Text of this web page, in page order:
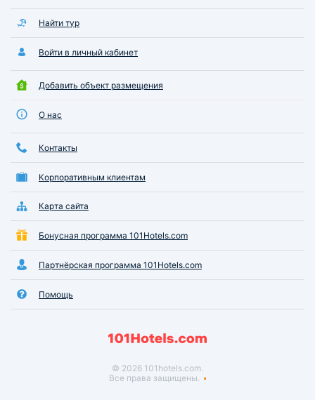
Найти тур
Войти в личный кабинет
Добавить объект размещения
О нас
Контакты
Корпоративным клиентам
Карта сайта
Бонусная программа 101Hotels.com
Партнёрская программа 101Hotels.com
Помощь
© 2026 101hotels.com.
Все права защищены.